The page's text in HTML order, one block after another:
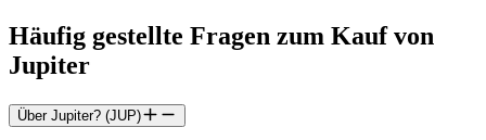
Häufig gestellte Fragen zum Kauf von
Jupiter
Über Jupiter? (JUP)